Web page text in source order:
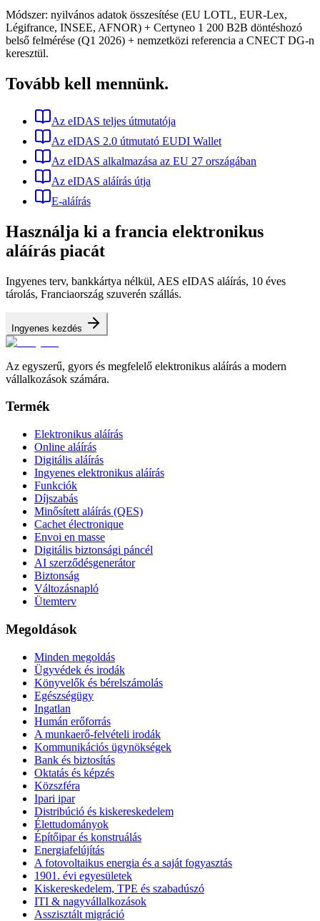
Módszer: nyilvános adatok összesítése (EU LOTL, EUR-Lex,
Légifrance, INSEE, AFNOR) + Certyneo 1 200 B2B döntéshozó
belső felmérése (Q1 2026) + nemzetközi referencia a CNECT DG-n
keresztül.
Tovább kell mennünk.
Az eIDAS teljes útmutatója
Az eIDAS 2.0 útmutató EUDI Wallet
Az eIDAS alkalmazása az EU 27 országában
Az eIDAS aláírás útja
E-aláírás
Használja ki a francia elektronikus
aláírás piacát
Ingyenes terv, bankkártya nélkül, AES eIDAS aláírás, 10 éves
tárolás, Franciaország szuverén szállás.
Ingyenes kezdés
Az egyszerű, gyors és megfelelő elektronikus aláírás a modern
vállalkozások számára.
Termék
Elektronikus aláírás
Online aláírás
Digitális aláírás
Ingyenes elektronikus aláírás
Funkciók
Díjszabás
Minősített aláírás (QES)
Cachet électronique
Envoi en masse
Digitális biztonsági páncél
AI szerződésgenerátor
Biztonság
Változásnapló
Ütemterv
Megoldások
Minden megoldás
Ügyvédek és irodák
Könyvelők és bérelszámolás
Egészségügy
Ingatlan
Humán erőforrás
A munkaerő-felvételi irodák
Kommunikációs ügynökségek
Bank és biztosítás
Oktatás és képzés
Közszféra
Ipari ipar
Distribúció és kiskereskedelem
Élettudományok
Építőipar és konstruálás
Energiafelújítás
A fotovoltaikus energia és a saját fogyasztás
1901. évi egyesületek
Kiskereskedelem, TPE és szabadúszó
ITI & nagyvállalkozások
Asszisztált migráció